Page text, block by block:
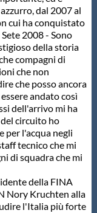
dal 2007 al
cui ha conquistato
2008 - Sono
della storia
compagni di
che non
che posso ancora
andato così
dell'arrivo mi ha
circuito ho
per l'acqua negli
tecnico che mi
di squadra che mi
della FINA
Nory Kruchten alla
l'Italia più forte